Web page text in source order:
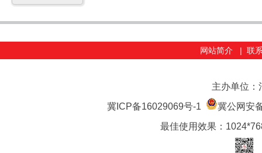
网站简介 | 联
主办单位：
冀ICP备16029069号-1
冀公网安
最佳使用效果：